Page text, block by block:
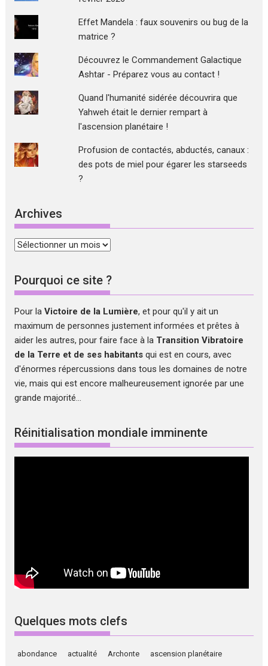
Effet Mandela : faux souvenirs ou bug de la
matrice ?
Découvrez le Commandement Galactique
Ashtar - Préparez vous au contact !
Quand l'humanité sidérée découvrira que
Yahweh était le dernier rempart à
l'ascension planétaire !
Profusion de contactés, abductés, canaux :
des pots de miel pour égarer les starseeds
?
Archives
Archives
Pourquoi ce site ?
Pour laVictoire de la Lumière, et pour qu'il y ait un
maximum de personnes justement informées et prêtes à
aider les autres, pour faire face à la Transition Vibratoire
de la Terre et de ses habitants qui est en cours, avec
d'énormes répercussions dans tous les domaines de notre
vie, mais qui est encore malheureusement ignorée par une
grande majorité...
Réinitialisation mondiale imminente
Quelques mots clefs
abondance actualité Archonte ascension planétaire